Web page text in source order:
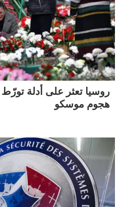
روسيا تعثر على أدلة
هجوم موسكو